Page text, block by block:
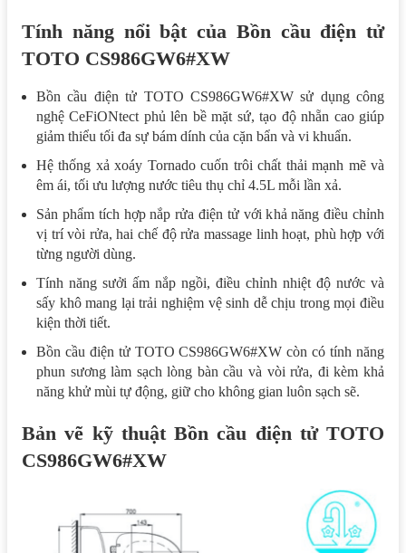
Tính năng nổi bật của Bồn cầu điện tử
TOTO CS986GW6#XW
Bồn cầu điện tử TOTO CS986GW6#XW sử dụng công
nghệ CeFiONtect phủ lên bề mặt sứ, tạo độ nhẵn cao giúp
giảm thiểu tối đa sự bám dính của cặn bẩn và vi khuẩn.
Hệ thống xả xoáy Tornado cuốn trôi chất thải mạnh mẽ và
êm ái, tối ưu lượng nước tiêu thụ chỉ 4.5L mỗi lần xả.
Sản phẩm tích hợp nắp rửa điện tử với khả năng điều chỉnh
vị trí vòi rửa, hai chế độ rửa massage linh hoạt, phù hợp với
từng người dùng.
Tính năng sưởi ấm nắp ngồi, điều chỉnh nhiệt độ nước và
sấy khô mang lại trải nghiệm vệ sinh dễ chịu trong mọi điều
kiện thời tiết.
Bồn cầu điện tử TOTO CS986GW6#XW còn có tính năng
phun sương làm sạch lòng bàn cầu và vòi rửa, đi kèm khả
năng khử mùi tự động, giữ cho không gian luôn sạch sẽ.
Bản vẽ kỹ thuật Bồn cầu điện tử TOTO
CS986GW6#XW